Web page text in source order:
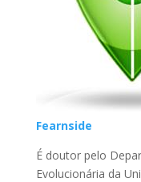
Fearnside
É doutor pelo
Evolucionária da